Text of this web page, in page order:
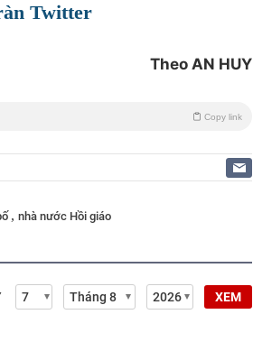
Twitter
Theo AN HUY
Copy link
, nhà nước Hồi giáo
XEM